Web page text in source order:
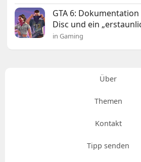
GTA 6:
Disc und ein
in Gaming
Über
Themen
Kontakt
Tipp senden